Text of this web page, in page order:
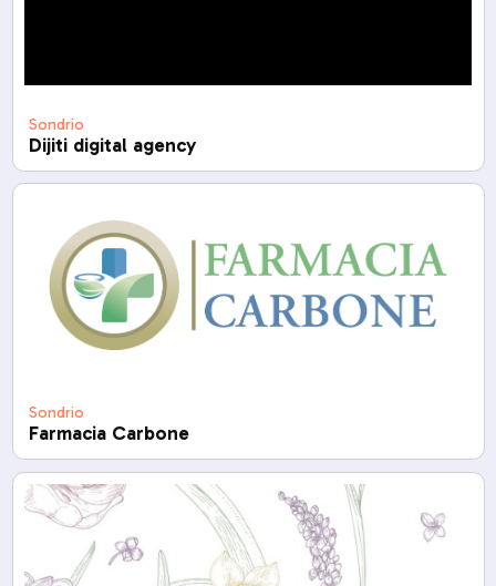
Sondrio
Dijiti digital agency
Sondrio
Farmacia Carbone